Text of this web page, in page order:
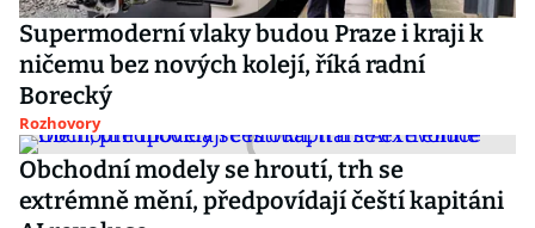
Supermoderní vlaky budou Praze i kraji k
ničemu bez nových kolejí, říká radní
Borecký
Rozhovory
Obchodní modely se hroutí, trh se
extrémně mění, předpovídají čeští kapitáni